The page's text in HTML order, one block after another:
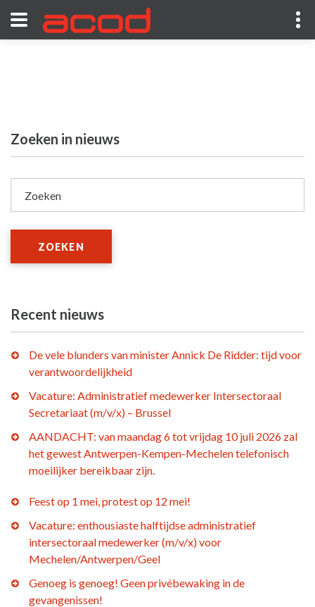
Zoeken in nieuws
Zoeken
ZOEKEN
Recent nieuws
De vele blunders van minister Annick De Ridder: tijd voor
verantwoordelijkheid
Vacature: Administratief medewerker Intersectoraal
Secretariaat (m/v/x) – Brussel
AANDACHT: van maandag 6 tot vrijdag 10 juli 2026 zal
het gewest Antwerpen-Kempen-Mechelen telefonisch
moeilijker bereikbaar zijn.
Feest op 1 mei, protest op 12 mei!
Vacature: enthousiaste halftijdse administratief
intersectoraal medewerker (m/v/x) voor
Mechelen/Antwerpen/Geel
Genoeg is genoeg! Geen privébewaking in de
gevangenissen!